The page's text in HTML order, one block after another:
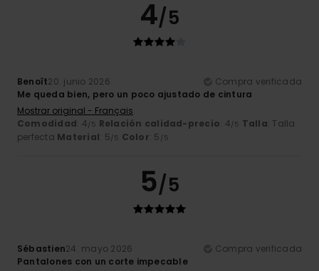
4/5
Benoît20. junio 2026
Compra verificada
Me queda bien, pero un poco ajustado de cintura
Mostrar original - Français
Comodidad: 4/5 Relación calidad-precio: 4/5 Talla: Talla
perfecta Material: 5/5 Color: 5 /5
5/5
Sébastien24. mayo 2026
Compra verificada
Pantalones con un corte impecable